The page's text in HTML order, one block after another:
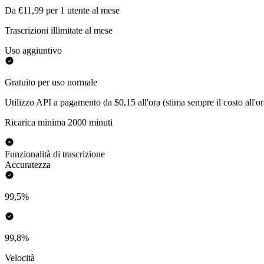
Da €11,99 per 1 utente al mese
Trascrizioni illimitate al mese
Uso aggiuntivo
Gratuito per uso normale
Utilizzo API a pagamento da $0,15 all'ora (stima sempre il costo
Ricarica minima 2000 minuti
Funzionalità di trascrizione
Accuratezza
99,5%
99,8%
Velocità